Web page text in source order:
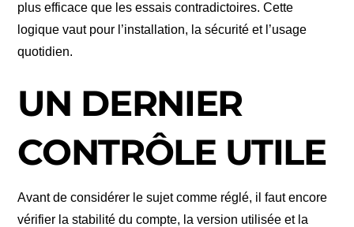
plus efficace que les essais contradictoires. Cette
logique vaut pour l’installation, la sécurité et l’usage
quotidien.
UN DERNIER
CONTRÔLE UTILE
Avant de considérer le sujet comme réglé, il faut encore
vérifier la stabilité du compte, la version utilisée et la